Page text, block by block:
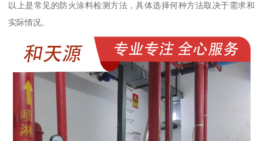
以上是常见的防火涂料检测方法，具体选择何种方法取决于需求和
实际情况。